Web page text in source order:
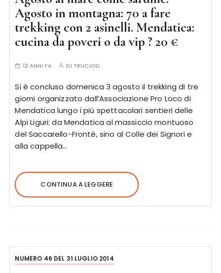
Agosto in montagna: 70 a fare
trekking con 2 asinelli. Mendatica:
cucina da poveri o da vip ? 20 €
12 ANNI FA DI TRUCIOLI
Si è concluso domenica 3 agosto il trekking di tre
giorni organizzato dall’Associazione Pro Loco di
Mendatica lungo i più spettacolari sentieri delle
Alpi Liguri: da Mendatica al massiccio montuoso
del Saccarello-Frontè, sino al Colle dei Signori e
alla cappella…
CONTINUA A LEGGERE
NUMERO 46 DEL 31 LUGLIO 2014